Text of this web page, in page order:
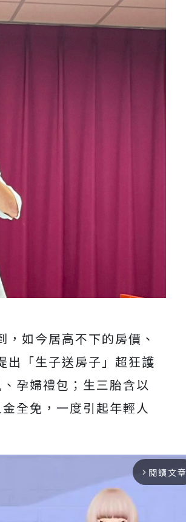
如今居高不下的房價、
出「生子送房子」超狂護
孕婦禮包；生三胎含以
全免，一度引起年輕人
arrow_forward_ios 閱讀文章